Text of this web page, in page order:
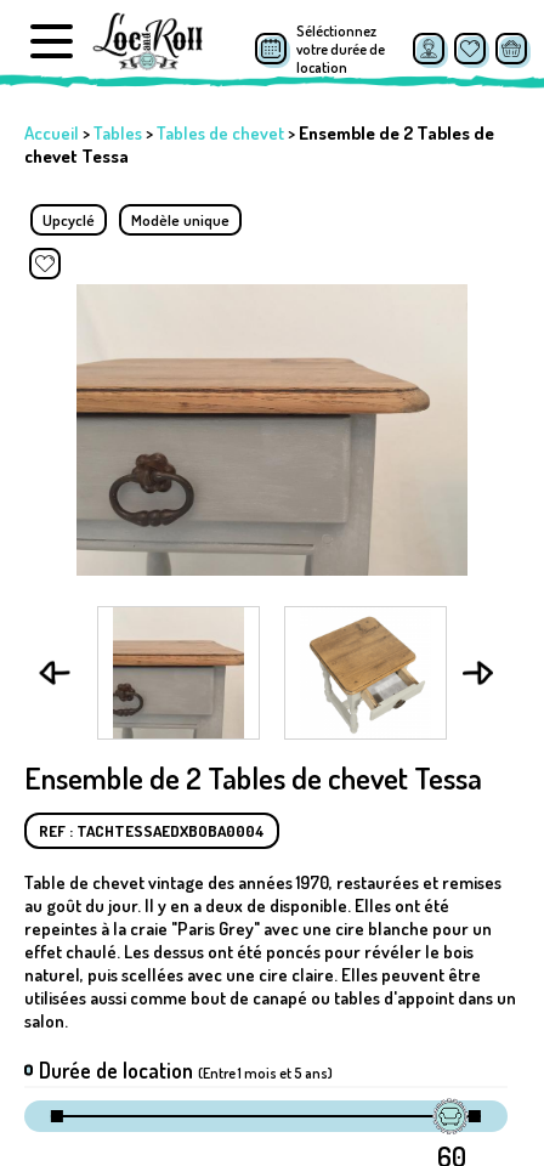
Séléctionnez
votre durée de
location
Accueil >Tables>Tables de chevet> Ensemble de 2 Tables de
chevet Tessa
Upcyclé Modèle unique
Ensemble de 2 Tables de chevet Tessa
REF : TACHTESSAEDXBOBA0004
Table de chevet vintage des années 1970, restaurées et remises
au goût du jour. Il y en a deux de disponible. Elles ont été
repeintes à la craie "Paris Grey" avec une cire blanche pour un
effet chaulé. Les dessus ont été poncés pour révéler le bois
naturel, puis scellées avec une cire claire. Elles peuvent être
utilisées aussi comme bout de canapé ou tables d'appoint dans un
salon.
Durée de location (Entre 1 mois et 5 ans)